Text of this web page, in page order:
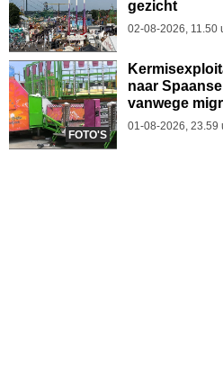
gezicht
02-08-2026, 11.50
FOTO'S
naar
vanwege
01-08-2026, 23.59